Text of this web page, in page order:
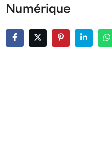
Numérique